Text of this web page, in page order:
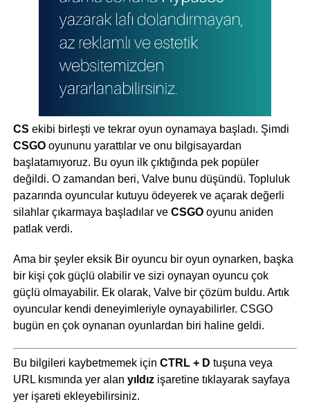
CS ekibi birleşti ve tekrar oyun oynamaya başladı. Şimdi
CSGOoyununu yarattılar ve onu bilgisayardan
başlatamıyoruz. Bu oyun ilk çıktığında pek popüler
değildi. O zamandan beri, Valve bunu düşündü. Topluluk
pazarında oyuncular kutuyu ödeyerek ve açarak değerli
silahlar çıkarmaya başladılar ve CSGOoyunu aniden
patlak verdi.
Ama bir şeyler eksik Bir oyuncu bir oyun oynarken, başka
bir kişi çok güçlü olabilir ve sizi oynayan oyuncu çok
güçlü olmayabilir. Ek olarak, Valve bir çözüm buldu. Artık
oyuncular kendi deneyimleriyle oynayabilirler. CSGO
bugün en çok oynanan oyunlardan biri haline geldi.
Bu bilgileri kaybetmemek için CTRL + D tuşuna veya
URL kısmında yer alan yıldızişaretine tıklayarak sayfaya
yer işareti ekleyebilirsiniz.